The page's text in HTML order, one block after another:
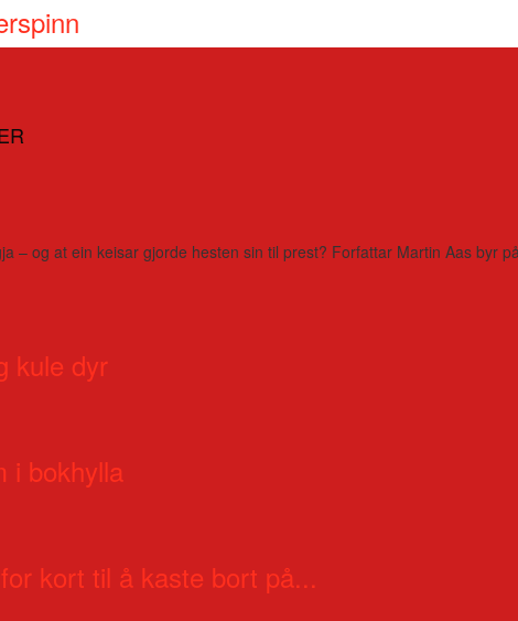
– og at ein keisar gjorde hesten sin til prest? Forfattar Martin Aas byr
kule dyr
i bokhylla
kort til å kaste bort på...